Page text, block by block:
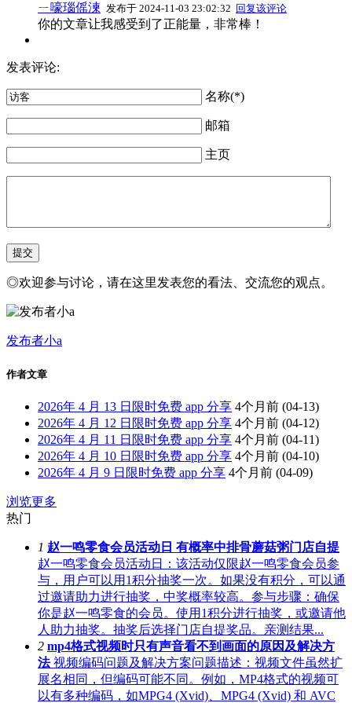
ㄧ嚎瑙傜湅 发布于 2024-11-03 23:02:32 回复该评论
你的文章让我感受到了正能量，非常棒！
发表评论:
名称(*)
邮箱
主页
◎欢迎参与讨论，请在这里发表您的看法、交流您的观点。
发布者小a
作者文章
2026年 4 月 13 日限时免费 app 分享 4个月前 (04-13)
2026年 4 月 12 日限时免费 app 分享 4个月前 (04-12)
2026年 4 月 11 日限时免费 app 分享 4个月前 (04-11)
2026年 4 月 10 日限时免费 app 分享 4个月前 (04-10)
2026年 4 月 9 日限时免费 app 分享 4个月前 (04-09)
浏览更多
热门
1 赵一鸣零食会员活动日 有概率中排骨蘑菇粥门店自提
赵一鸣零食会员活动日：该活动仅限赵一鸣零食会员参
与，用户可以用1积分抽奖一次。如果没有积分，可以通
过邀请助力进行抽奖，中奖概率较高。参与步骤：确保
你是赵一鸣零食的会员。使用1积分进行抽奖，或邀请他
人助力抽奖。抽奖后选择门店自提奖品。亲测结果...
2 mp4格式视频时只有声音看不到画面的原因及解决方
法视频编码问题及解决方案问题描述：视频文件虽然扩
展名相同，但编码可能不同。例如，MP4格式的视频可
以有多种编码，如MPG4 (Xvid)、MPG4 (Xvid) 和 AVC